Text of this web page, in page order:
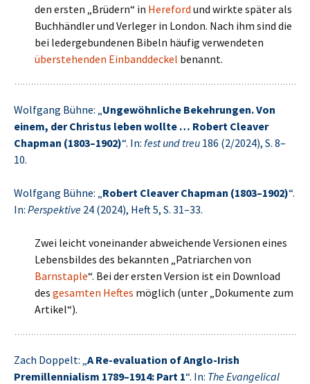
den ersten „Brüdern“ in Hereford und wirkte später als
Buchhändler und Verleger in London. Nach ihm sind die
bei ledergebundenen Bibeln häufig verwendeten
überstehenden Einbanddeckel benannt.
Wolfgang Bühne: „Ungewöhnliche Bekehrungen. Von
einem, der Christus leben wollte … Robert Cleaver
Chapman (1803–1902)“. In: fest und treu 186 (2/2024), S. 8–
10.
Wolfgang Bühne: „Robert Cleaver Chapman (1803–1902)“.
In: Perspektive 24 (2024), Heft 5, S. 31–33.
Zwei leicht voneinander abweichende Versionen eines
Lebensbildes des bekannten „Patriarchen von
Barnstaple“. Bei der ersten Version ist ein Download
des gesamten Heftes möglich (unter „Dokumente zum
Artikel“).
Zach Doppelt: „A Re-evaluation of Anglo-Irish
Premillennialism 1789–1914: Part 1“. In: The Evangelical